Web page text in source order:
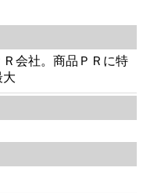
会社。商品ＰＲに特
大